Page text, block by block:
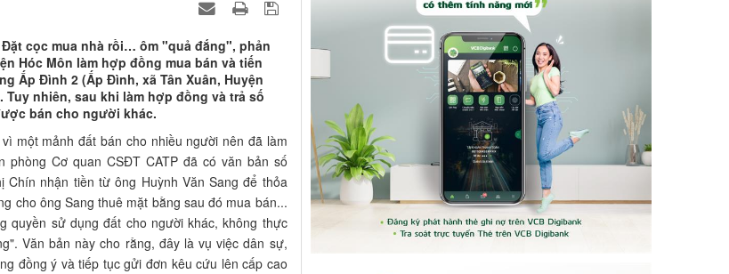
Đặt cọc mua nhà rồi… ôm "quả đắng", phản
Hóc Môn làm hợp đồng mua bán và tiến
Ấp Đình 2 (Ấp Đình, xã Tân Xuân, Huyện
Tuy nhiên, sau khi làm hợp đồng và trả số
bán cho người khác.
một mảnh đất bán cho nhiều người nên đã làm
Cơ quan CSĐT CATP đã có văn bản số
nhận tiền từ ông Huỳnh Văn Sang để thỏa
cho ông Sang thuê mặt bằng sau đó mua bán...
quyền sử dụng đất cho người khác, không thực
Văn bản này cho rằng, đây là vụ việc dân sự,
đồng ý và tiếp tục gửi đơn kêu cứu lên cấp cao